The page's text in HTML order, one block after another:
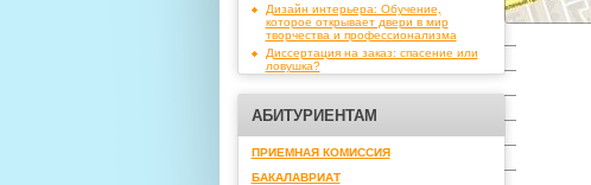
Дизайн интерьера: Обучение,
которое открывает двери в мир
творчества и профессионализма
Диссертация на заказ: спасение или
ловушка?
АБИТУРИЕНТАМ
ПРИЕМНАЯ КОМИССИЯ
БАКАЛАВРИАТ
—
—
—
—
—
—